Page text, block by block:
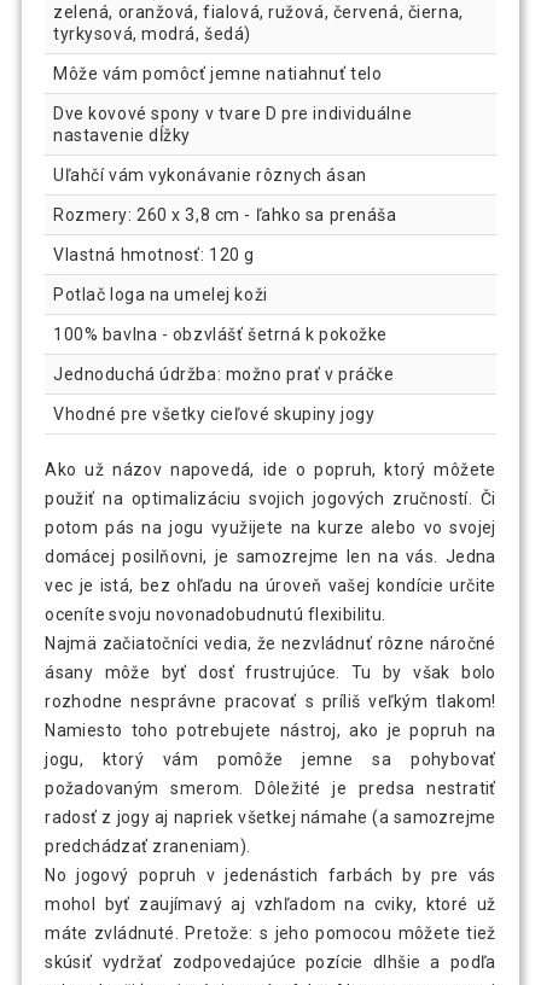
zelená, oranžová, fialová, ružová, červená, čierna,
tyrkysová, modrá, šedá)
Môže vám pomôcť jemne natiahnuť telo
Dve kovové spony v tvare D pre individuálne
nastavenie dĺžky
Uľahčí vám vykonávanie rôznych ásan
Rozmery: 260 x 3,8 cm - ľahko sa prenáša
Vlastná hmotnosť: 120 g
Potlač loga na umelej koži
100% bavlna - obzvlášť šetrná k pokožke
Jednoduchá údržba: možno prať v práčke
Vhodné pre všetky cieľové skupiny jogy
Ako už názov napovedá, ide o popruh, ktorý môžete
použiť na optimalizáciu svojich jogových zručností. Či
potom pás na jogu využijete na kurze alebo vo svojej
domácej posilňovni, je samozrejme len na vás. Jedna
vec je istá, bez ohľadu na úroveň vašej kondície určite
oceníte svoju novonadobudnutú flexibilitu.
Najmä začiatočníci vedia, že nezvládnuť rôzne náročné
ásany môže byť dosť frustrujúce. Tu by však bolo
rozhodne nesprávne pracovať s príliš veľkým tlakom!
Namiesto toho potrebujete nástroj, ako je popruh na
jogu, ktorý vám pomôže jemne sa pohybovať
požadovaným smerom. Dôležité je predsa nestratiť
radosť z jogy aj napriek všetkej námahe (a samozrejme
predchádzať zraneniam).
No jogový popruh v jedenástich farbách by pre vás
mohol byť zaujímavý aj vzhľadom na cviky, ktoré už
máte zvládnuté. Pretože: s jeho pomocou môžete tiež
skúsiť vydržať zodpovedajúce pozície dlhšie a podľa